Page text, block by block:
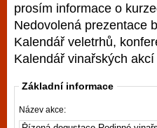
prosím informace o
Nedovolená prezentace
Kalendář veletrhů,
Kalendář vinařských
Základní informace
Název akce:
Mimo jiné je ale
metropoli
po moderní